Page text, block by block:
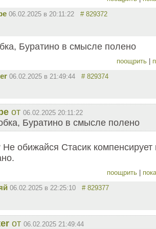
06.02.2025 в 20:11:22 # 829372
Буратино в смысле полено
поощрить
06.02.2025 в 21:49:44 # 829374
от 06.02.2025 20:11:22
Буратино в смысле полено
обижайся Стасик компенсирует
поощрить
06.02.2025 в 22:25:10 # 829377
от 06.02.2025 21:49:44